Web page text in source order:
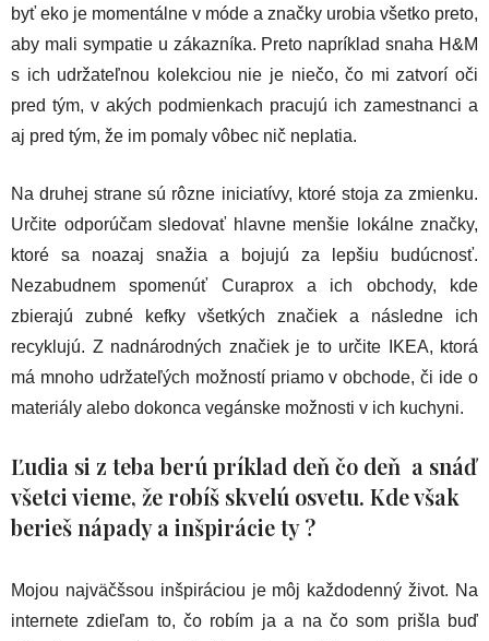
byť eko je momentálne v móde a značky urobia všetko preto,
aby mali sympatie u zákazníka. Preto napríklad snaha H&M
s ich udržateľnou kolekciou nie je niečo, čo mi zatvorí oči
pred tým, v akých podmienkach pracujú ich zamestnanci a
aj pred tým, že im pomaly vôbec nič neplatia.
Na druhej strane sú rôzne iniciatívy, ktoré stoja za zmienku.
Určite odporúčam sledovať hlavne menšie lokálne značky,
ktoré sa noazaj snažia a bojujú za lepšiu budúcnosť.
Nezabudnem spomenúť Curaprox a ich obchody, kde
zbierajú zubné kefky všetkých značiek a následne ich
recyklujú. Z nadnárodných značiek je to určite IKEA, ktorá
má mnoho udržateľých možností priamo v obchode, či ide o
materiály alebo dokonca vegánske možnosti v ich kuchyni.
Ľudia si z teba berú príklad deň čo deň a snáď
všetci vieme, že robíš skvelú osvetu. Kde však
berieš nápady a inšpirácie ty ?
Mojou najväčšsou inšpiráciou je môj každodenný život. Na
internete zdieľam to, čo robím ja a na čo som prišla buď